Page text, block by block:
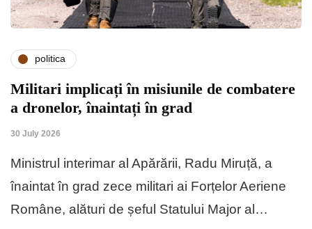
politica
Militari implicați în misiunile de combatere
a dronelor, înaintați în grad
30 July 2026
Ministrul interimar al Apărării, Radu Miruță, a
înaintat în grad zece militari ai Forțelor Aeriene
Române, alături de șeful Statului Major al…